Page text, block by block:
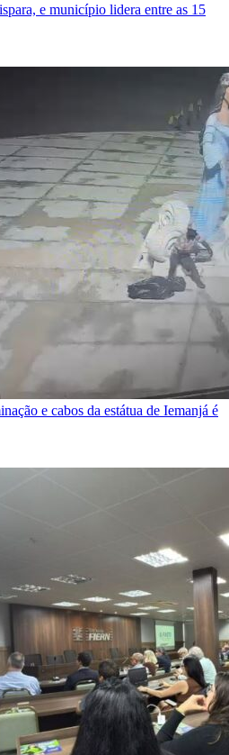
e município lidera entre as 15
e cabos da estátua de Iemanjá é